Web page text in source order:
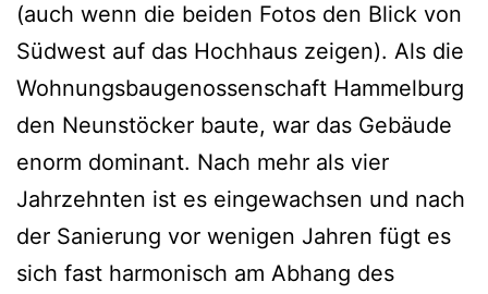
(auch wenn die beiden Fotos den Blick von
Südwest auf das Hochhaus zeigen). Als die
Wohnungsbaugenossenschaft Hammelburg
den Neunstöcker baute, war das Gebäude
enorm dominant. Nach mehr als vier
Jahrzehnten ist es eingewachsen und nach
der Sanierung vor wenigen Jahren fügt es
sich fast harmonisch am Abhang des